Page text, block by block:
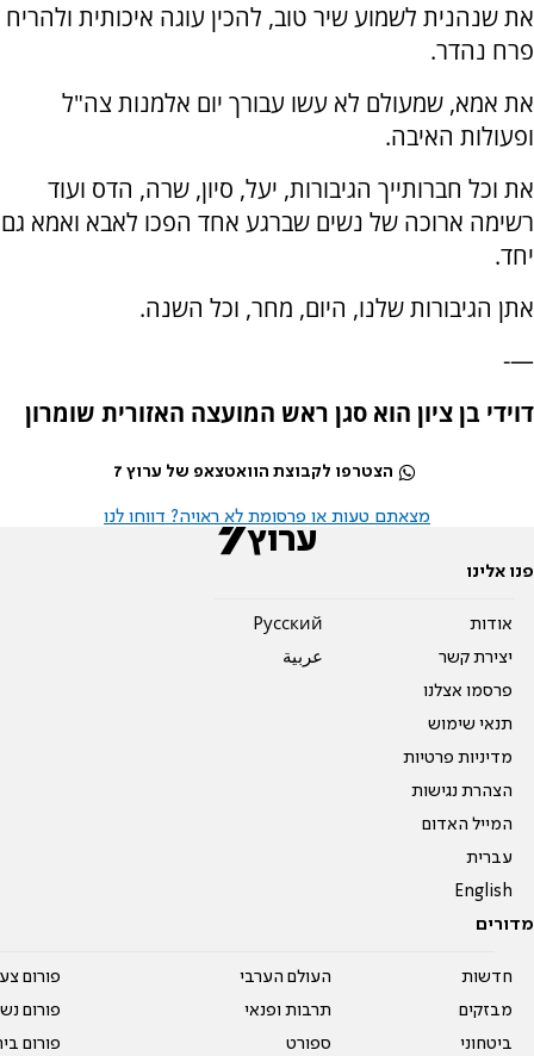
את שנהנית לשמוע שיר טוב, להכין עוגה איכותית ולהריח
פרח נהדר.
את אמא, שמעולם לא עשו עבורך יום אלמנות צה"ל
ופעולות האיבה.
את וכל חברותייך הגיבורות, יעל, סיון, שרה, הדס ועוד
רשימה ארוכה של נשים שברגע אחד הפכו לאבא ואמא גם
יחד.
אתן הגיבורות שלנו, היום, מחר, וכל השנה.
—-
דוידי בן ציון הוא סגן ראש המועצה האזורית שומרון
הצטרפו לקבוצת הוואטצאפ של ערוץ 7
מצאתם טעות או פרסומת לא ראויה? דווחו לנו
פנו אלינו
אודות
יצירת קשר
פרסמו אצלנו
תנאי שימוש
מדיניות פרטיות
הצהרת נגישות
המייל האדום
עברית
English
Pусский
عربية
מדורים
חדשות
מבזקים
ביטחוני
העולם הערבי
תרבות ופנאי
ספורט
פורום
פורום
פורום